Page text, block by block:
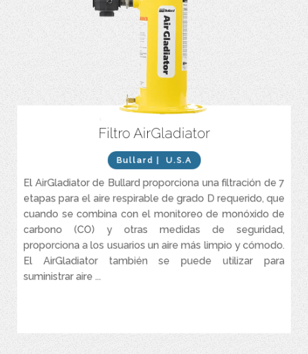
Filtro AirGladiator
Bullard | U.S.A
El AirGladiator de Bullard proporciona una filtración de 7
etapas para el aire respirable de grado D requerido, que
cuando se combina con el monitoreo de monóxido de
carbono (CO) y otras medidas de seguridad,
proporciona a los usuarios un aire más limpio y cómodo.
El AirGladiator también se puede utilizar para
suministrar aire ...
Cartucho de filtro desechable de gran tamaño para una vida útil
Versiones de dos o seis salidas.
Pesa entre 26 y 32 libras (según el modelo).